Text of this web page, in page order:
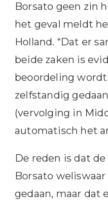
Borsato geen zin
het geval meldt
Holland. “Dat er
beide zaken is
beoordeling
zelfstandig
(vervolging in
automatisch het
De reden is dat
Borsato
gedaan, maar dat